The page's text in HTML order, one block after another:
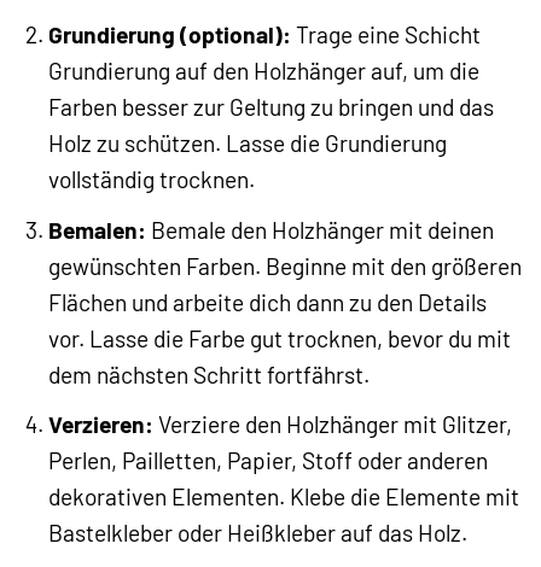
Grundierung (optional): Trage eine Schicht
Grundierung auf den Holzhänger auf, um die
Farben besser zur Geltung zu bringen und das
Holz zu schützen. Lasse die Grundierung
vollständig trocknen.
Bemalen: Bemale den Holzhänger mit deinen
gewünschten Farben. Beginne mit den größeren
Flächen und arbeite dich dann zu den Details
vor. Lasse die Farbe gut trocknen, bevor du mit
dem nächsten Schritt fortfährst.
Verzieren: Verziere den Holzhänger mit Glitzer,
Perlen, Pailletten, Papier, Stoff oder anderen
dekorativen Elementen. Klebe die Elemente mit
Bastelkleber oder Heißkleber auf das Holz.